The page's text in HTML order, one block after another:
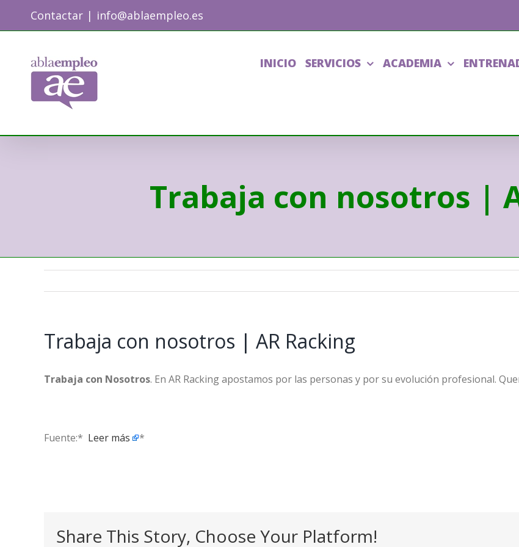
Contactar | info@ablaempleo.es
INICIO SERVICIOS ACADEMIA
Trabaja con nosotros |
Trabaja con nosotros | AR Racking
Trabaja con Nosotros. En AR Racking apostamos por las personas y por su evolución profesional.
Fuente:* ​ Leer más *
Share This Story, Choose Your Platform!